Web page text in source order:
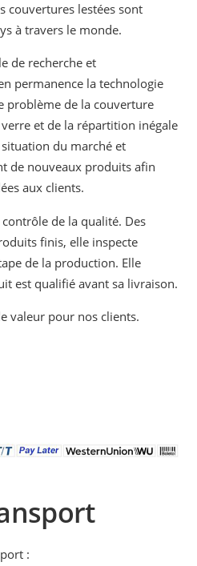
couvertures lestées sont
à travers le monde.
de recherche et
permanence la technologie
problème de la couverture
et de la répartition inégale
du marché et
de nouveaux produits afin
aux clients.
de la qualité. Des
finis, elle inspecte
de la production. Elle
est qualifié avant sa livraison.
valeur pour nos clients.
: